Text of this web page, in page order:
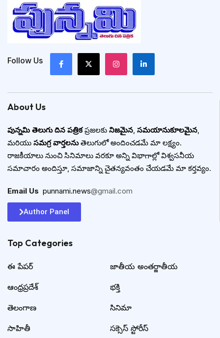
Follow Us
About Us
పున్నమి తెలుగు దిన పత్రికప్రజలకు నిజమైన సమయానుకూలమైన
మరియు సమగ్ర వార్తలనుతెలుగులో అందించడమే మా లక్ష్యం.
రాజకీయాలు నుంచి సినిమాలు వరకూ అన్ని విభాగాల్లో విశ్వసనీయ
సమాచారం అందిస్తూ, సమాజాన్ని చైతన్యవంతం చేయడమే మా కర్తవ్యం.
Email Us punnami.news@gmail.com
Author Panel
Top Categories​
ఈ పేపర్
ఆంధ్రప్రదేశ్
తెలంగాణ
సాహితీ
జాతీయ అంతర్జాతీయ
భక్తి
సినిమా
సక్సెస్ స్టోరీస్